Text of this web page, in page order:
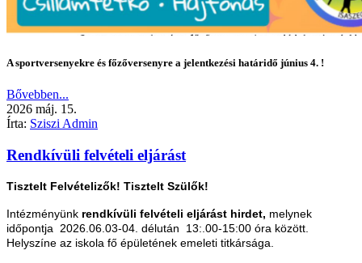
A sportversenyekre és főzőversenyre a jelentkezési határidő június 4. !
Bővebben...
2026 máj. 15.
Írta: Sziszi Admin
Rendkívüli felvételi eljárást
Tisztelt Felvételizők! Tisztelt Szülők!
Intézményünk rendkívüli felvételi eljárást hirdet, melynek
időpontja 2026.06.03-04. délután 13:.00-15:00 óra között.
Helyszíne az iskola fő épületének emeleti titkársága.